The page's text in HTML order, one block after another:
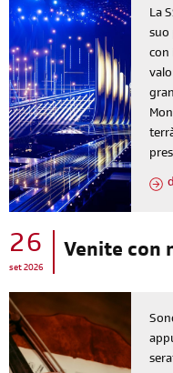
La
suo
con
26
set 2026
Venite con